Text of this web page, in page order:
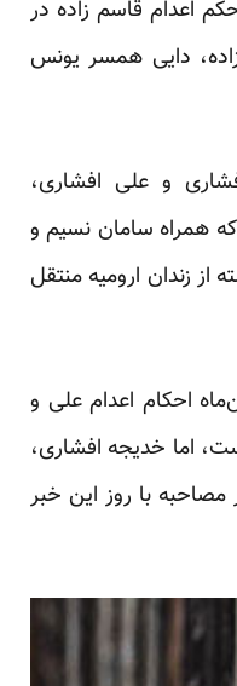
اعدام قاسم زاده در
زاده، دایی همسر یونس
و علی افشاری،
که همراه سامان نسیم و
از زندان ارومیه منتقل
شد که روز ۳۰ بهمن‌ماه احکام اعدام علی و
اما خدیجه افشاری،
با روز این خبر